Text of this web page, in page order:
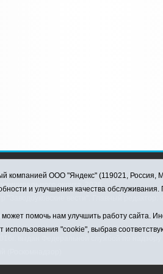
округа, 2026
компанией ООО "Яндекс" (119021,
и улучшения качества
помочь нам улучшить работу сайта.
"cookie", выбрав